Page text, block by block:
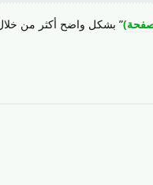
” بشكل واضح أكثر من